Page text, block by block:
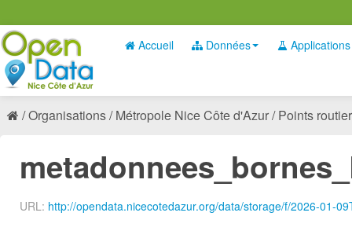
Accueil Données Applications
Organisations Métropole Nice Côte d'Azur Points
URL: http://opendata.nicecotedazur.org/data/storage/f/2026-01-